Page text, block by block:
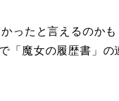
ったと言えるのか
「魔女の履歴書」の